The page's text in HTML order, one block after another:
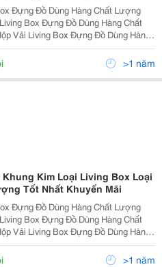
Đựng Đồ Dùng Hàng Chất Lượng
Box Đựng Đồ Dùng Hàng Chất
Vải Living Box Đựng Đồ Dùng Hàng
- Hộp Vải Living Box Đựng Đồ Dùng
Loại 1 - Hộp Vải Living Box Đựn>1 năm
Kim Loại Living Box Loại
Tốt Nhất Khuyến Mãi
Đựng Đồ Dùng Hàng Chất Lượng
Box Đựng Đồ Dùng Hàng Chất
Vải Living Box Đựng Đồ Dùng Hàng
- Hộp Vải Living Box Đựng Đồ Dùng
Loại 1 - Hộp Vải Living Box Đựn>1 năm